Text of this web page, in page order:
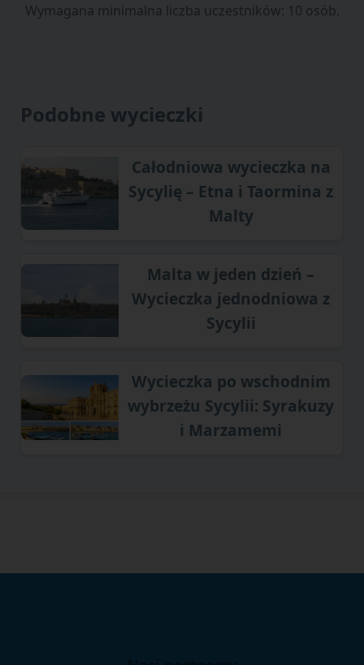
Wymagana minimalna liczba uczestników: 10 osób.
Podobne wycieczki
Całodniowa wycieczka na
Sycylię – Etna i Taormina z
Malty
Malta w jeden dzień –
Wycieczka jednodniowa z
Sycylii
Wycieczka po wschodnim
wybrzeżu Sycylii: Syrakuzy
i Marzamemi